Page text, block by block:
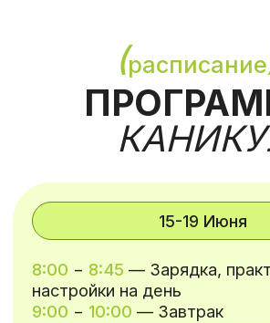
Вкусное и здоровое 5-ти разовое питание
с перекусами, уютные номера и семейная
атмосфера эко-дома расслабят и
отвлекут от городской суеты и
ежедневных забот.
УЮТНОЕ
РАЗМЕЩЕНИЕ